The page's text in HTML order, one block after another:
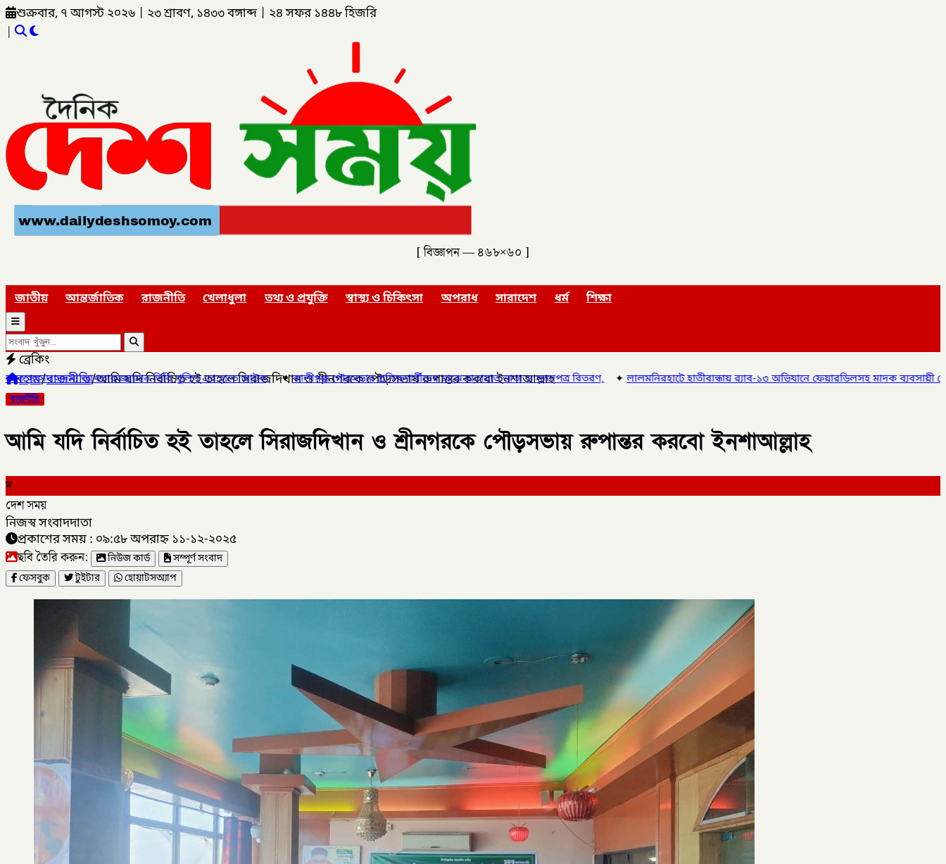
শুক্রবার, ৭ আগস্ট ২০২৬ ২৩ শ্রাবণ, ১৪৩৩ বঙ্গাব্দ ২৪ সফর ১৪৪৮ হিজরি
|
[ বিজ্ঞাপন — ৪৬৮×৬০ ]
জাতীয় আন্তর্জাতিক রাজনীতি খেলাধুলা তথ্য ও প্রযুক্তি স্বাস্থ্য ও চিকিৎসা অপরাধ সারাদেশ ধর্ম শিক্ষা
ব্রেকিং
ডিবি পুলিশ এর হাতে আটক,✦কালীগঞ্জ পৌরসভার প্রশিক্ষণার্থীদের মাঝে যাতায়াত ভাতা ও সনদপত্র বিতরণ,✦লালমনিরহাটে হাতীবান্ধায় র‌্যাব-১৩ অভিযানে ফেয়ারডিলসহ মাদক ব্যবসায়ী গ্রেপ্তার,✦লালমনিরহাটে বিশ্ব
হোম/রাজনীতি/আমি যদি নির্বাচিত হই তাহলে সিরাজদিখান ও শ্রীনগরকে পৌড়সভায় রুপান্তর করবো ইনশাআল্লাহ
রাজনীতি
আমি যদি নির্বাচিত হই তাহলে সিরাজদিখান ও শ্রীনগরকে পৌড়সভায় রুপান্তর করবো ইনশাআল্লাহ
দ
দেশ সময়
নিজস্ব সংবাদদাতা
প্রকাশের সময় : ০৯:৫৮ অপরাহ্ন ১১-১২-২০২৫
ছবি তৈরি করুন: নিউজ কার্ড
সম্পূর্ণ সংবাদ
ফেসবুক
টুইটার হোয়াটসঅ্যাপ